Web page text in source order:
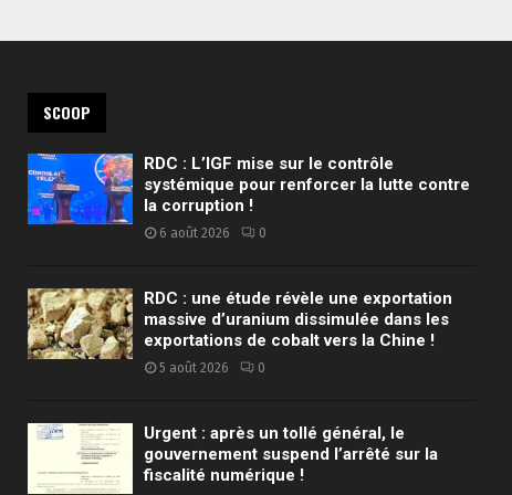
SCOOP
RDC : L’IGF mise sur le contrôle
systémique pour renforcer la lutte contre
la corruption !
6 août 2026 0
RDC : une étude révèle une exportation
massive d’uranium dissimulée dans les
exportations de cobalt vers la Chine !
5 août 2026 0
Urgent : après un tollé général, le
gouvernement suspend l’arrêté sur la
fiscalité numérique !